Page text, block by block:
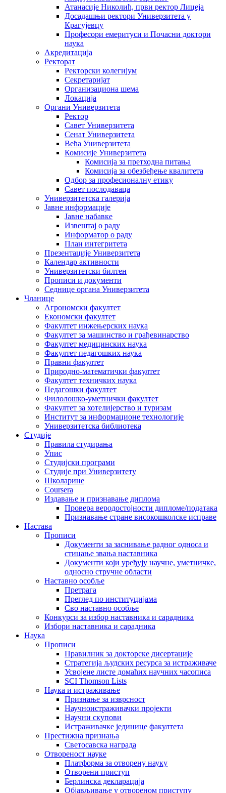
Атанасије Николић, први ректор Лицеја
Досадашњи ректори Универзитета у
Крагујевцу
Професори емеритуси и Почасни доктори
наука
Акредитација
Ректорат
Ректорски колегијум
Секретаријат
Организациона шема
Локација
Органи Универзитета
Ректор
Савет Универзитета
Сенат Универзитета
Већа Универзитета
Комисије Универзитета
Комисија за претходна питања
Комисија за обезбеђење квалитета
Одбор за професионалну етику
Савет послодаваца
Универзитетска галерија
Јавне информације
Јавне набавке
Извештај о раду
Информатор о раду
План интегритета
Презентације Универзитета
Календар активности
Универзитетски билтен
Прописи и документи
Седнице органа Универзитета
Чланице
Агрономски факултет
Економски факултет
Факултет инжењерских наука
Факултет за машинство и грађевинарство
Факултет медицинских наука
Факултет педагошких наука
Правни факултет
Природно-математички факултет
Факултет техничких наука
Педагошки факултет
Филолошко-уметнички факултет
Факултет за хотелијерство и туризам
Институт за информационе технологије
Универзитетска библиотека
Студије
Правила студирања
Упис
Студијски програми
Студије при Универзитету
Школарине
Coursera
Издавање и признавање диплома
Провера веродостојности дипломе/података
Признавање стране високошколске исправе
Настава
Прописи
Документи за заснивање радног односа и
стицање звања наставника
Документи који уређују научне, уметничке,
односно стручне области
Наставно особље
Претрага
Преглед по институцијама
Сво наставно особље
Конкурси за избор наставника и сарадника
Избори наставника и сарадника
Наука
Прописи
Правилник за докторске дисертације
Стратегија људских ресурса за истраживаче
Усвојене листе домаћих научних часописа
SCI Thomson Lists
Наука и истраживање
Признање за изврсност
Научноистраживачки пројекти
Научни скупови
Истраживачке јединице факултета
Престижна признања
Светосавска награда
Отвореност науке
Платформа за отворену науку
Отворени приступ
Берлинска декларација
Објављивање у отвореном приступу